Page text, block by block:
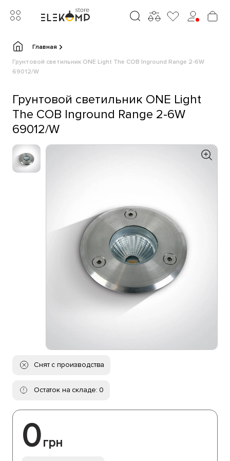
Главная
Грунтовой светильник ONE Light The COB Inground Range 2-6W
69012/W
Грунтовой светильник ONE Light
The COB Inground Range 2-6W
69012/W
Снят с производства
Остаток на складе: 0
0грн